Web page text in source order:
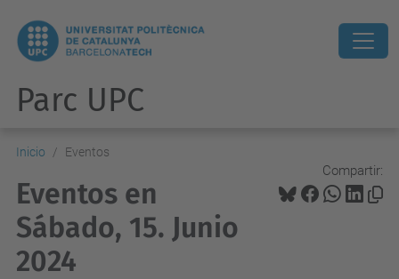
Parc UPC
Inicio Eventos
Compartir:
Eventos en
Sábado, 15. Junio
2024